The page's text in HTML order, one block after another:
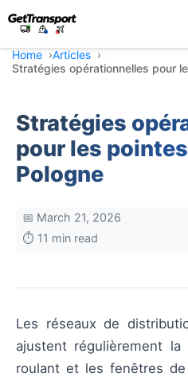
Home
Articles
Stratégies opérationnelles pour
Stratégies
pour les
Pologne
📅 March 21, 2026
⏱️ 11 min read
Les réseaux de
ajustent régulièrement
roulant et les fenêtres